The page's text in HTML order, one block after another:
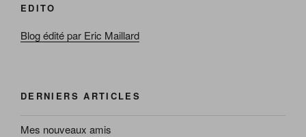
EDITO
Blog édité par Eric Maillard
DERNIERS ARTICLES
Mes nouveaux amis